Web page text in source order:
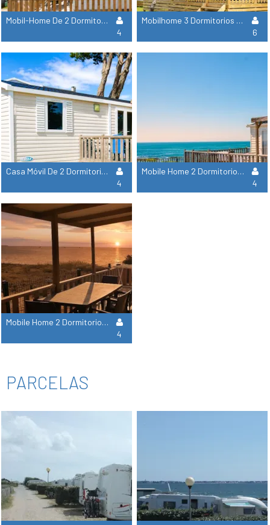
Mobil-Home De 2 Dormitorios - Vistas Excepcionales Al Mar - 2ª Y 3ª Fila
4
Mobilhome 3 Dormitorios 2 Cuartos De Ducha - Carretera
6
Casa Móvil De 2 Dormitorios Pmr (Personas Con Movilidad Reducida)
4
Mobile Home 2 Dormitorios, 1 Aseo, Frente Al Mar, 1ª Fila
4
Mobile Home 2 Dormitorios, 2 Cuartos De Ducha - Vista Excepcional Al Mar - 2ª Fila
4
PARCELAS